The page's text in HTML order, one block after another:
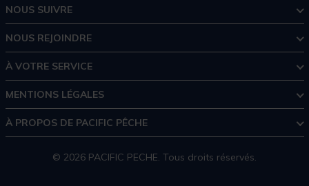
NOUS SUIVRE
NOUS REJOINDRE
À VOTRE SERVICE
MENTIONS LÉGALES
À PROPOS DE PACIFIC PÊCHE
© 2026 PACIFIC PECHE. Tous droits réservés.